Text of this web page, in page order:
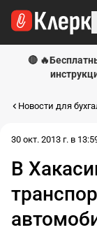
🔴
Новости для
30 окт. 2013 г. в
В